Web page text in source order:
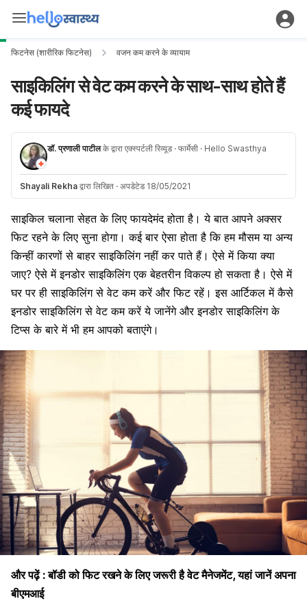
फिटनेस (शारीरिक फिटनेस) वजन कम करने के व्यायाम
साइकिलिंग से वेट कम करने के साथ-साथ होते हैं
कई फायदे
डॉ. प्रणाली पाटीलके द्वारा एक्स्पर्टली रिव्यूड · फार्मेसी · Hello Swasthya
Shayali Rekha द्वारा लिखित · अपडेटेड 18/05/2021
साइकिल चलाना सेहत के लिए फायदेमंद होता है। ये बात आपने अक्सर
फिट रहने के लिए सुना होगा। कई बार ऐसा होता है कि हम मौसम या अन्य
किन्हीं कारणों से बाहर साइकिलिंग नहीं कर पाते हैं। ऐसे में किया क्या
जाए? ऐसे में इनडोर साइकिलिंग एक बेहतरीन विकल्प हो सकता है। ऐसे में
घर पर ही साइकिलिंग से वेट कम करें और फिट रहें। इस आर्टिकल में कैसे
इनडोर साइकिलिंग से वेट कम करें ये जानेंगे और इनडोर साइकिलिंग के
टिप्स के बारे में भी हम आपको बताएंगे।
और पढ़ें :बॉडी को फिट रखने के लिए जरूरी है वेट मैनेजमेंट, यहां जानें अपना
बीएमआई